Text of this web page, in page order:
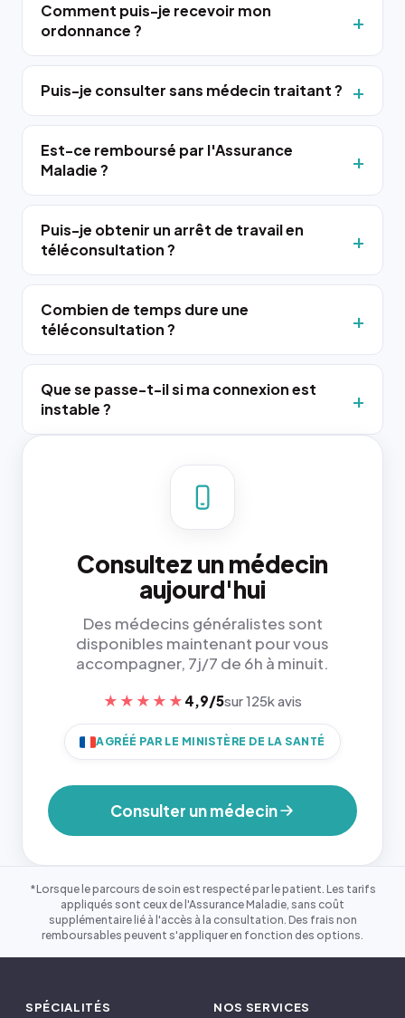
Comment puis-je recevoir mon
ordonnance ?
Puis-je consulter sans médecin traitant ?
Est-ce remboursé par l'Assurance
Maladie ?
Puis-je obtenir un arrêt de travail en
téléconsultation ?
Combien de temps dure une
téléconsultation ?
Que se passe-t-il si ma connexion est
instable ?
Consultez un médecin
aujourd'hui
Des médecins généralistes sont
disponibles maintenant pour vous
accompagner, 7j/7 de 6h à minuit.
★★★★★ 4,9/5sur 125k avis
AGRÉÉ PAR LE MINISTÈRE DE LA SANTÉ
Consulter un médecin
*Lorsque le parcours de soin est respecté par le patient. Les tarifs
appliqués sont ceux de l'Assurance Maladie, sans coût
supplémentaire lié à l'accès à la consultation. Des frais non
remboursables peuvent s'appliquer en fonction des options.
SPÉCIALITÉS NOS SERVICES